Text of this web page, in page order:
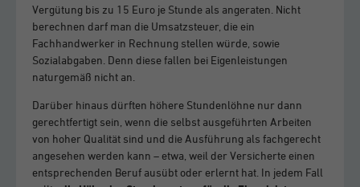
Vergütung bis zu 15 Euro je Stunde als angeraten. Nicht
berechnen darf man die Umsatzsteuer, die ein
Fachhandwerker in Rechnung stellen würde, sowie
Sozialabgaben. Denn diese fallen bei Eigenleistungen
naturgemäß nicht an.
Darüber hinaus dürften höhere Stundenlöhne nur dann
gerechtfertigt sein, wenn die selbst ausgeführten Arbeiten
von hoher Qualität sind und die Ausführung als fachgerecht
angesehen werden kann – etwa, weil der Versicherte einen
entsprechenden Beruf ausübt oder erlernt hat. In jedem Fall